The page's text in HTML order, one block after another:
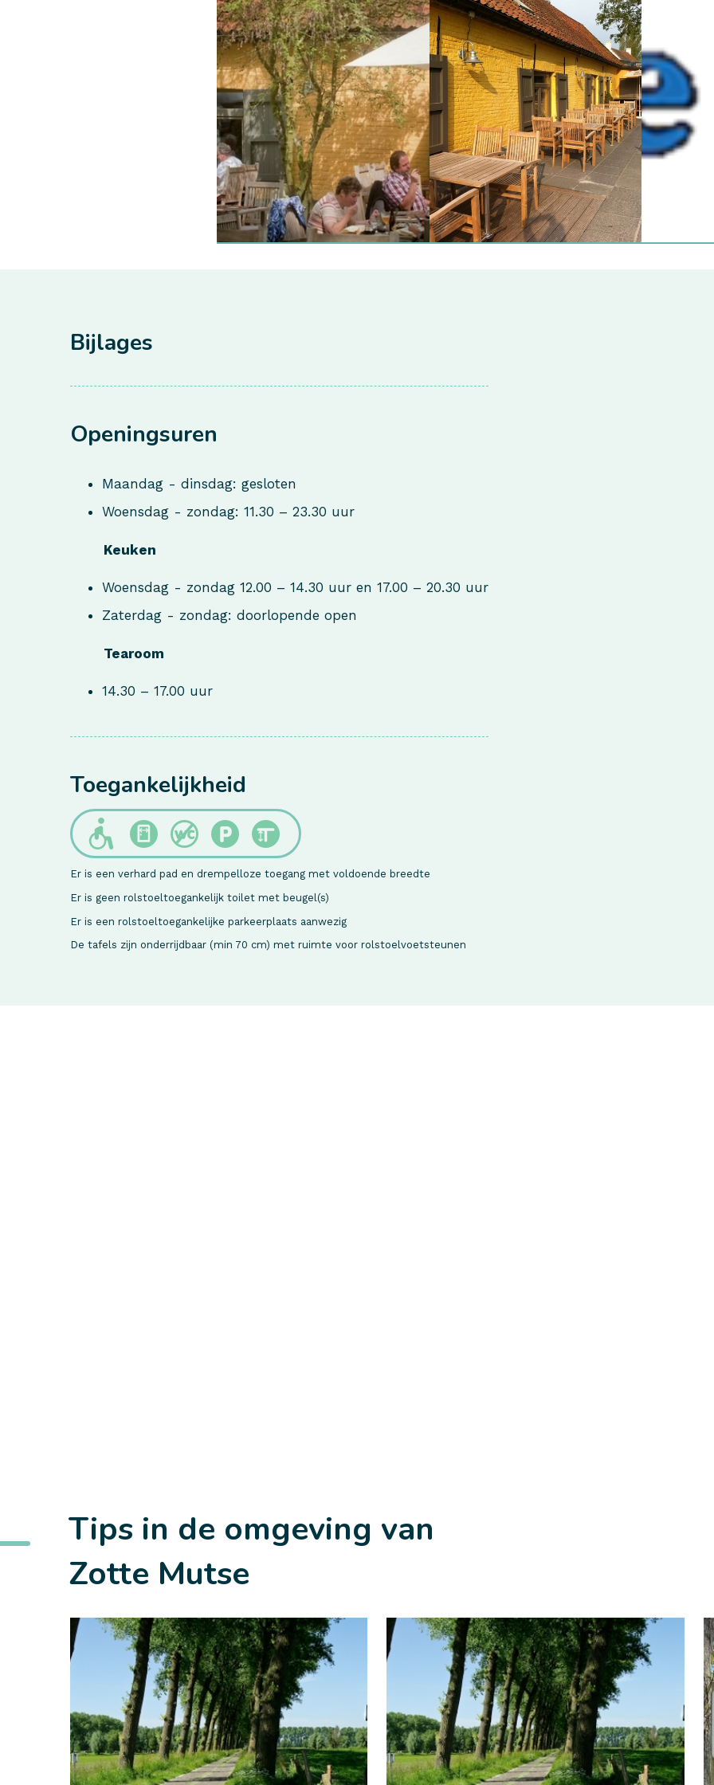
Bijlages
Openingsuren
Maandag - dinsdag: gesloten
Woensdag - zondag: 11.30 – 23.30 uur
Keuken
Woensdag - zondag 12.00 – 14.30 uur en 17.00 – 20.30 uur
Zaterdag - zondag: doorlopende open
Tearoom
14.30 – 17.00 uur
Toegankelijkheid
Er is een verhard pad en drempelloze toegang met voldoende breedte
Er is geen rolstoeltoegankelijk toilet met beugel(s)
Er is een rolstoeltoegankelijke parkeerplaats aanwezig
De tafels zijn onderrijdbaar (min 70 cm) met ruimte voor rolstoelvoetsteunen
Tips in de omgeving van
Zotte Mutse